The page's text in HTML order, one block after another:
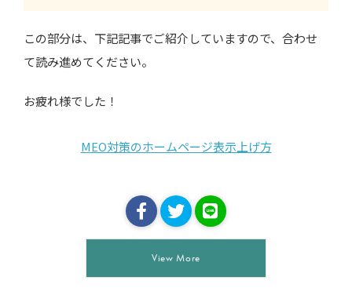
この部分は、下記記事でご紹介していますので、合わせ
て読み進めてください。
お疲れ様でした！
MEO対策のホームページ表示上げ方
View More